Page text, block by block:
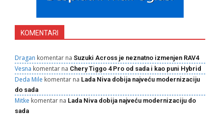
KOMENTARI
Dragan komentar na Suzuki Across je neznatno izmenjen RAV4
Vesna komentar na Chery Tiggo 4 Pro od sada i kao puni Hybrid
Deda Mile komentar na Lada Niva dobija najveću modernizaciju
do sada
Mitke komentar na Lada Niva dobija najveću modernizaciju do
sada